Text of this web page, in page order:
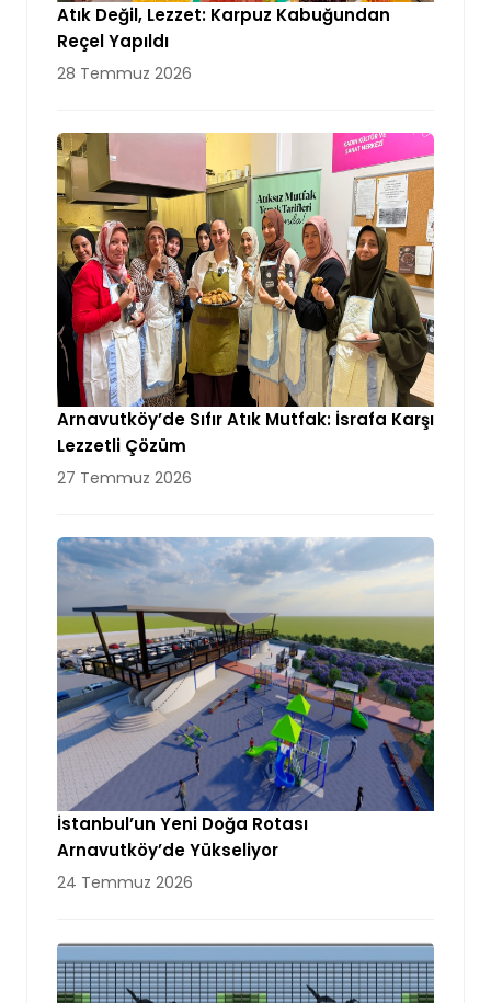
Atık Değil, Lezzet: Karpuz Kabuğundan
Reçel Yapıldı
28 Temmuz 2026
Arnavutköy’de Sıfır Atık Mutfak: İsrafa Karşı
Lezzetli Çözüm
27 Temmuz 2026
İstanbul’un Yeni Doğa Rotası
Arnavutköy’de Yükseliyor
24 Temmuz 2026